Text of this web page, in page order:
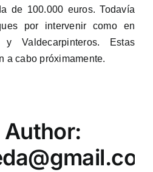
de 100.000 euros. Todavía
por intervenir como en
y Valdecarpinteros. Estas
a cabo próximamente.